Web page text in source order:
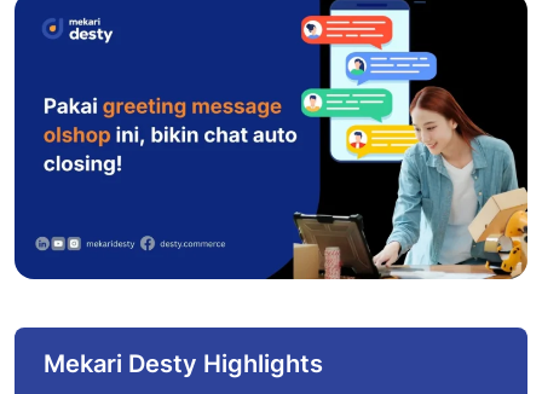
Mekari Desty Highlights